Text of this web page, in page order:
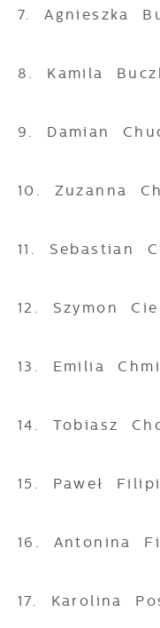
7. Agnieszka
8. Kamila
9. Damian
10. Zuzanna
11. Sebastian
12. Szymon
13. Emilia
14. Tobiasz
15. Paweł
16. Antonina
17. Karolina